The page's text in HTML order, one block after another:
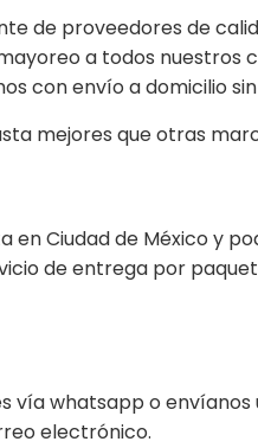
de proveedores de
a todos nuestros
con envío a domicilio
mejores que otras
Ciudad de México y
de entrega por
vía whatsapp o
electrónico.